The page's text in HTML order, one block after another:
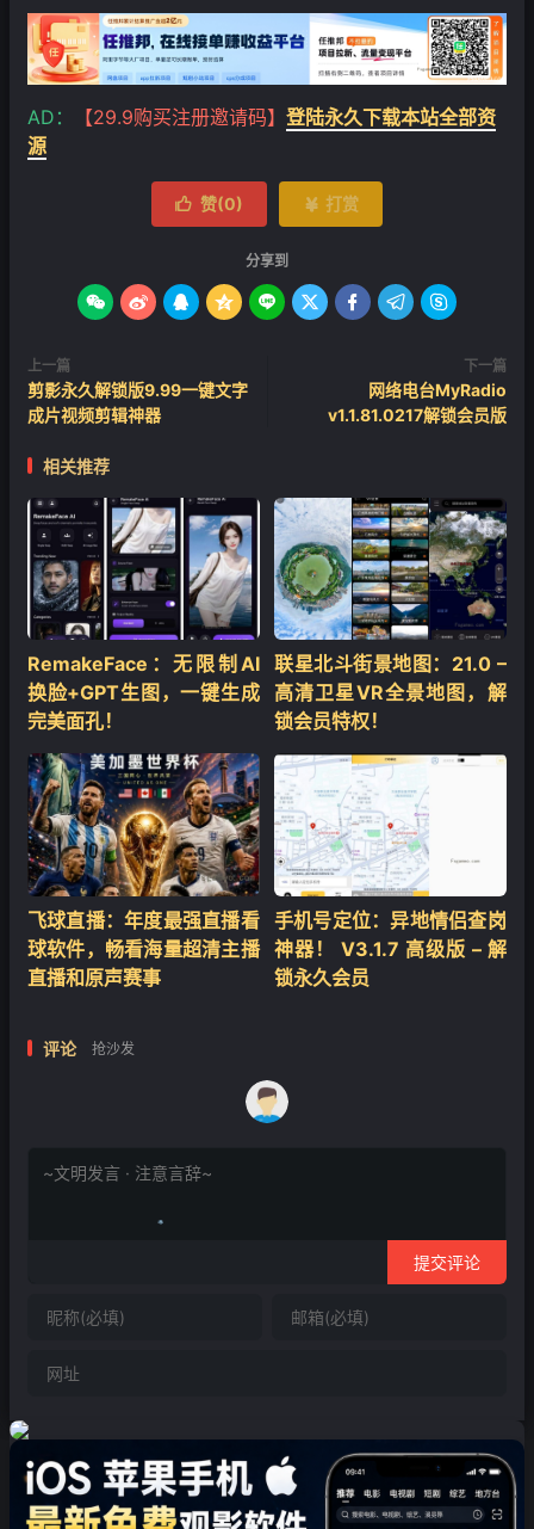
AD： 【29.9购买注册邀请码】 登陆永久下载本站全部资
源
 赞(0)  打赏
分享到
        
上一篇
剪影永久解锁版9.99一键文字
成片视频剪辑神器
下一篇
网络电台MyRadio
v1.1.81.0217解锁会员版
相关推荐
RemakeFace：无限制AI
换脸+GPT生图，一键生成
完美面孔！
联星北斗街景地图：21.0 –
高清卫星VR全景地图，解
锁会员特权！
飞球直播：年度最强直播看
球软件，畅看海量超清主播
直播和原声赛事
手机号定位：异地情侣查岗
神器！ V3.1.7 高级版 – 解
锁永久会员
评论 抢沙发
提交评论